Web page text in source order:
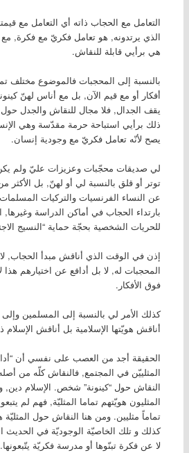
التعامل مع الحجاب ذاته أي التعامل مع
الذي يرتدونه, هو تعامل فكريّ مع فكرة, مع
هي برأيي قابلة للنقاش.
بالنسبة إلى المحجبات فالموضوع مختلف
أفكار أو مع قيم الآن, بل مع أناس لهنّ
يقف الجدال, فلا مجال للنقاش والجدل
ذلك برأيي استباحة حرمة مقدّسة وهي
يصح لأنّه تعامل فكريّ مع وجودية إنسان.
لي صديقات محجّبات وعزيزات عليّ ولم
توتر أو قلق بالنسبة لي أو لهنّ, بل
عن النساء الفرنسيات والتركيات
بارتداء الحجاب في أماكن الدراسة وغيرها,
للحريات الشخصية بحجّة حماية “النسيج
إذن في الوقت الذي أناقش مبدأ الحجاب, لا
المحجبات له, لا بل أدافع عن اختيارهم هذا
فوق الأفكار.
كذلك الأمر لي بالنسبة إلى المسلمين
أناقش هويّتها الإسلامية بل أناقش الإسلام
الحقيقة أجد من العصب على نفسي أن
المثلييّن في المجتمع, فالنقاش كلّه من
النقاش حول “كينونة” شخص. الإسلام دين,
المثليون هويّتهم تماما المثليّة, فهم لم
تماماً مثليين. ومن هنا النقاش حول
كذلك و تلك الخاصيّة الوجوديّة في الحديث
لا عن فكرة تبنّوها أو مدرسة فكريّة يتّبعونها.